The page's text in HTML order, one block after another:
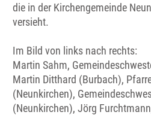
die in der Kirchengemeinde
versieht.
Im Bild von links nach rechts:
Martin Sahm,
Martin Ditthard (Burbach),
(Neunkirchen),
(Neunkirchen), Jörg